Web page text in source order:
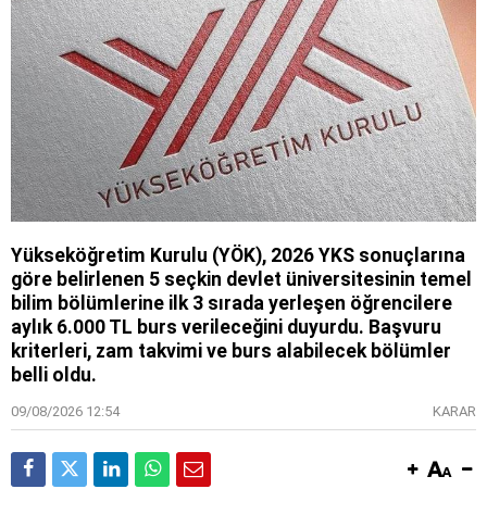
Yükseköğretim Kurulu (YÖK), 2026 YKS sonuçlarına
göre belirlenen 5 seçkin devlet üniversitesinin temel
bilim bölümlerine ilk 3 sırada yerleşen öğrencilere
aylık 6.000 TL burs verileceğini duyurdu. Başvuru
kriterleri, zam takvimi ve burs alabilecek bölümler
belli oldu.
09/08/2026 12:54 KARAR